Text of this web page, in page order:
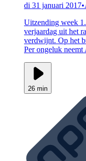
di 31 januari 2017•
Uitzending week
verjaardag uit het
verdwijnt. Op het
Per ongeluk neemt
26 min